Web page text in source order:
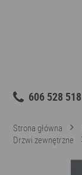
606 528 518
Strona główna
Drzwi zewnętrzne